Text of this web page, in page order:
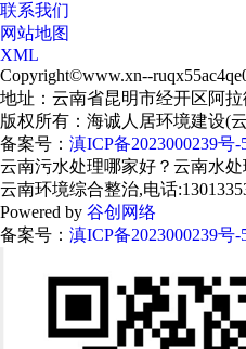
联系我们
网站地图
XML
Copyright©www.xn--
地址：云南省昆明市经开区阿
版权所有：海诚人居环境建设(
备案号： 滇ICP备2023000239号-
云南污水处理哪家好？云南水
云南环境综合整治,电话
Powered by 谷创网络
备案号： 滇ICP备2023000239号-